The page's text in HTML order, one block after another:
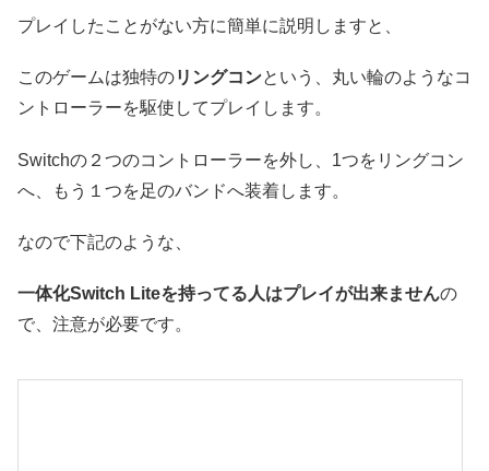
プレイしたことがない方に簡単に説明しますと、
このゲームは独特のリングコンという、丸い輪のようなコ
ントローラーを駆使してプレイします。
Switchの２つのコントローラーを外し、1つをリングコン
へ、もう１つを足のバンドへ装着します。
なので下記のような、
一体化Switch Liteを持ってる人はプレイが出来ませんの
で、注意が必要です。